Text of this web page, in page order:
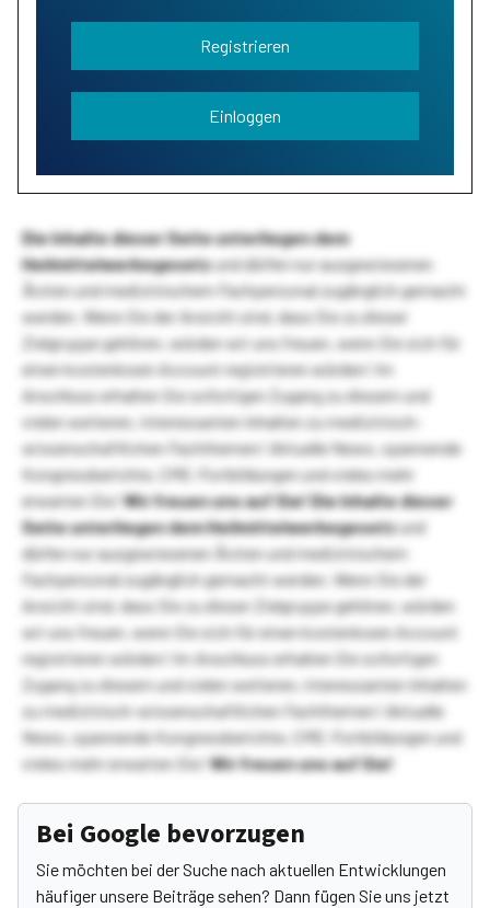
Registrieren
Einloggen
Die Inhalte dieser Seite unterliegen dem
Heilmittelwerbegesetzund dürfen nur ausgewiesenen
Ärzten und medizinischem Fachpersonal zugänglich gemacht
werden. Wenn Sie der Ansicht sind, dass Sie zu dieser
Zielgruppe gehören, würden wir uns freuen, wenn Sie sich für
einen kostenlosen Account registrieren würden! Im
Anschluss erhalten Sie sofortigen Zugang zu diesem und
vielen weiteren, interessanten Inhalten zu medizinisch-
wissenschaftlichen Fachthemen! Aktuelle News, spannende
Kongressberichte, CME-Fortbildungen und vieles mehr
erwarten Sie!Wir freuen uns auf Sie!Die Inhalte dieser
Seite unterliegen dem Heilmittelwerbegesetzund
dürfen nur ausgewiesenen Ärzten und medizinischem
Fachpersonal zugänglich gemacht werden. Wenn Sie der
Ansicht sind, dass Sie zu dieser Zielgruppe gehören, würden
wir uns freuen, wenn Sie sich für einen kostenlosen Account
registrieren würden! Im Anschluss erhalten Sie sofortigen
Zugang zu diesem und vielen weiteren, interessanten Inhalten
zu medizinisch-wissenschaftlichen Fachthemen! Aktuelle
News, spannende Kongressberichte, CME-Fortbildungen und
vieles mehr erwarten Sie!Wir freuen uns auf Sie!
Bei Google bevorzugen
Sie möchten bei der Suche nach aktuellen Entwicklungen
häufiger unsere Beiträge sehen? Dann fügen Sie uns jetzt